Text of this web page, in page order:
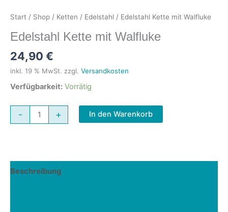
Start / Shop / Ketten / Edelstahl / Edelstahl Kette mit Walfluke
Edelstahl Kette mit Walfluke
24,90 €
inkl. 19 % MwSt. zzgl. Versandkosten
Verfügbarkeit: Vorrätig
-
Edelstahl
Kette
Menge
+ In den Warenkorb
Beschreibung